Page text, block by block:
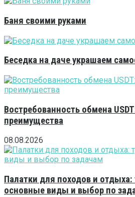
Баня своими руками
Беседка на даче украшаем
Востребованность обмена
преимущества
08.08.2026
Палатки для походов и отдыха:
основные виды и выбор по